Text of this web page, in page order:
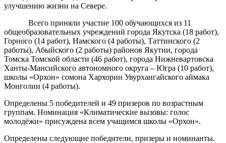
улучшению жизни на Севере.
Всего приняли участие 100 обучающихся из 11
общеобразовательных учреждений города Якутска (18 работ),
Горного (14 работ), Намского (4 работы), Таттинского (2
работы), Абыйского (2 работы) районов Якутии, города
Томска Томской области (46 работ), города Нижневартовска
Ханты-Мансийского автономного округа – Югра (10 работ),
школы «Орхон» сомона Хархорин Увурхангайского аймака
Монголии (4 работы).
Определены 5 победителей и 49 призеров по возрастным
группам. Номинация «Климатические вызовы: голос
молодёжи» присуждена всем учащимся школы «Орхон».
Определены следующие победители, призеры и номинанты.